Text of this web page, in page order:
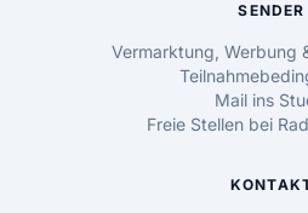
SENDER
Vermarktung, Werbung
Mail ins
Freie Stellen bei